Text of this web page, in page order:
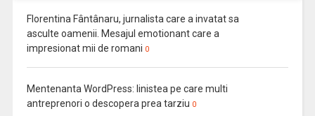
Florentina Fântânaru, jurnalista care a invatat sa
asculte oamenii. Mesajul emotionant care a
impresionat mii de romani 0
Mentenanta WordPress: linistea pe care multi
antreprenori o descopera prea tarziu 0